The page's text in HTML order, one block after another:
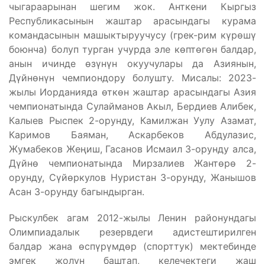
чыгараарынан шегим жок. Анткени Кыргыз
Республикасынын жаштар арасындагы курама
командасынын машыктыруучусу (грек-рим күрөшү
боюнча) болуп турган учурда эле көптөгөн балдар,
анын ичинде өзүнүн окуучулары да Азиянын,
Дүйнөнүн чемпиондору болушту. Мисалы: 2023-
жылы Иорданияда өткөн жаштар арасындагы Азия
чемпионатында Сулайманов Акыл, Бердиев Алибек,
Калыев Рыспек 2-орунду, Камилжан Уулу Азамат,
Каримов Баяман, Аскарбеков Абдулазис,
Жумабеков Жеңиш, Гасанов Исмаил 3-орунду алса,
Дүйнө чемпионатында Мирзалиев Жантөрө 2-
орунду, Сүйөркулов Нуристан 3-орунду, Жанышов
Асан 3-орунду багындырган.
Рыскулбек агам 2012-жылы Ленин районундагы
Олимпиадалык резервдеги адистештирилген
балдар жана өспүрүмдөр (спорттук) мектебинде
эмгек жолун баштап, келечектеги жаш